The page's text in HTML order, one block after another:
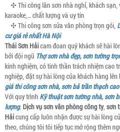
✣ Thi công lăn sơn nhà nghỉ, khách sạn,
karaoke,… chất lượng và uy tín
✣ Thi công sơn sửa văn phòng trọn gói,
cư giá rẻ nhất Hà Nội
Thái Sơn Hảicam đoan quý khách sẽ hài
bởi đội ngũ Thợ sơn nhà đẹp, sơn tường
kinh nghiệm, có tinh thần trách nhiệm cao
nghiệp, đặt sự hài lòng của khách hàng
giá thi công sơn nhà, sơn bả trần thạch
Với quy trình Kỹ thuật sơn tường nhà, sơn
lượng. Dịch vụ sơn văn phòng công ty, sơn
Hảicung cấp luôn nhận được sự hài lòng
theo, chúng tôi tôi tiếp tục mở rộng thêm